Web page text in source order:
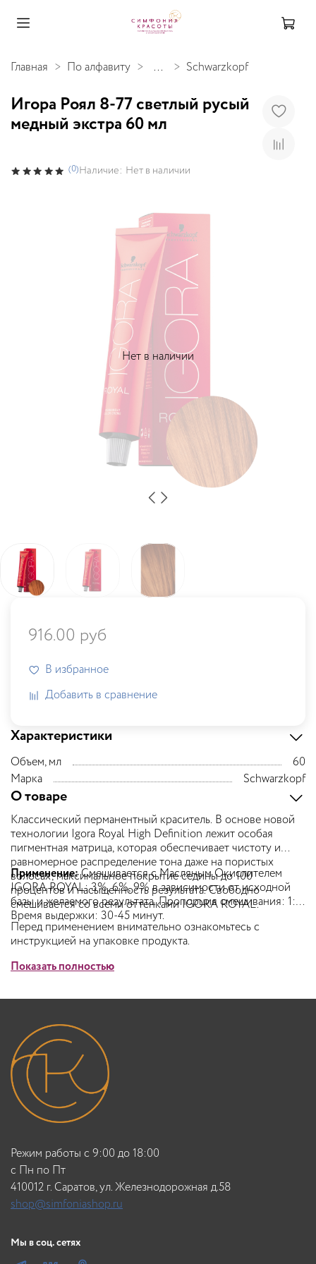
Главная По алфавиту ... Schwarzkopf
Нет в наличии
Игора Роял 8-77 светлый русый
медный экстра 60 мл
(0)Наличие: Нет в наличии
Характеристики
Объем, мл
60
Марка
Schwarzkopf
О товаре
Классический перманентный краситель. В основе новой
технологии Igora Royal High Definition лежит особая
пигментная матрица, которая обеспечивает чистоту и
равномерное распределение тона даже на пористых
волосах, максимальное покрытие седины до 100
процентов и насыщенность результата. Свободно
смешивается со всеми оттенками IGORA ROYAL.
Применение:Смешивается с Масляным Окислителем
IGORA ROYAL: 3%, 6%, 9% в зависимости от исходной
базы и желаемого результата. Пропорция смешивания: 1:1.
Время выдержки: 30-45 минут.
Перед применением внимательно ознакомьтесь с
инструкцией на упаковке продукта.
Показать полностью
916.00 руб
В избранное
Добавить в сравнение
Режим работы с 9:00 до 18:00
c Пн по Пт
410012 г. Саратов, ул. Железнодорожная д.58
shop@simfoniashop.ru
Мы в соц. сетях